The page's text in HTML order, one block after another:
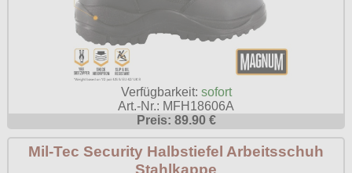
Verfügbarkeit: sofort
Art.-Nr.: MFH18606A
Preis: 89.90 €
Mil-Tec Security Halbstiefel Arbeitsschuh
Stahlkappe